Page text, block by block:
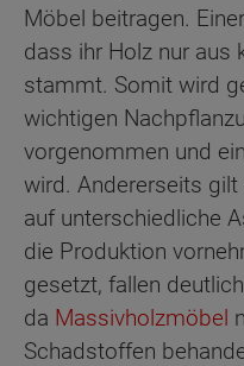
Möbel beitragen.
dass ihr Holz nur aus
stammt. Somit wird
wichtigen
vorgenommen und
wird. Andererseits
auf unterschiedliche
die Produktion
gesetzt, fallen
da Massivholzmöbel
Schadstoffen